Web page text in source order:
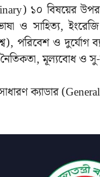
১০ বিষয়ের
ও সাহিত্য, ইংরেজি
পরিবেশ ও দুর্যোগ
নৈতিকতা, মূল্যবোধ ও
সাধারণ ক্যাডার